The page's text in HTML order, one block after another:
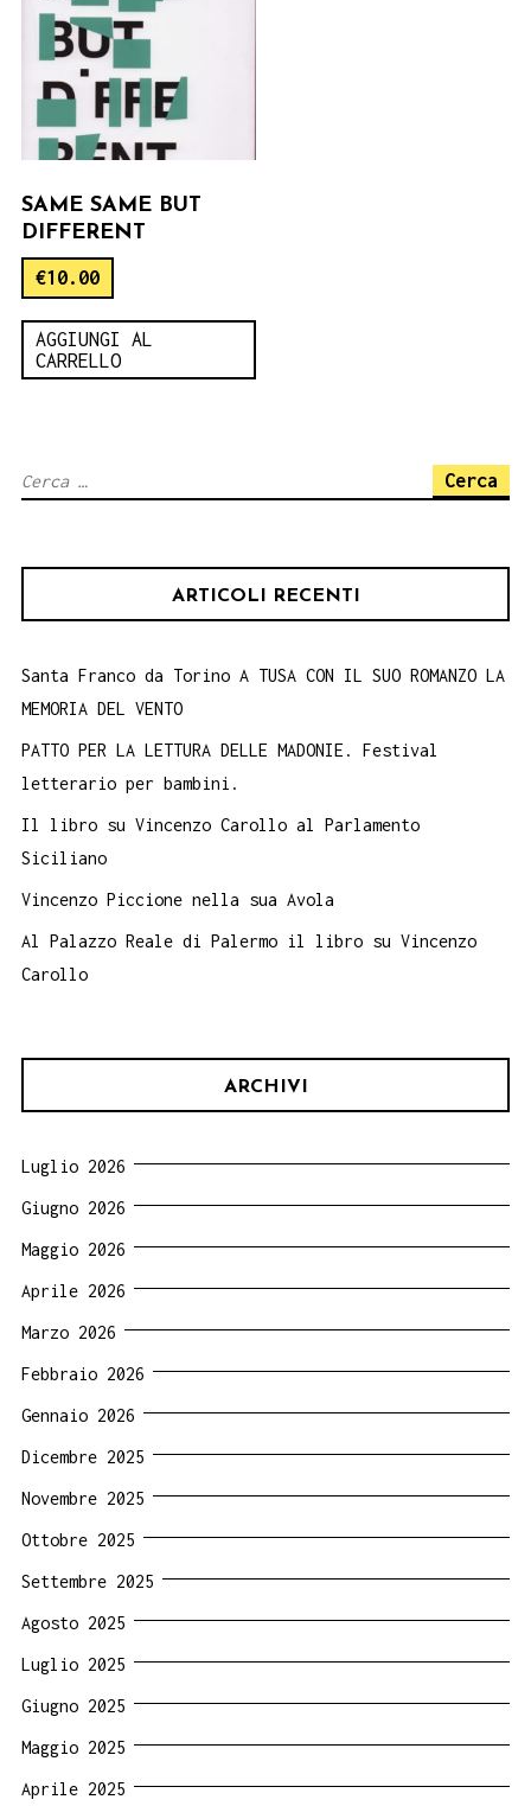
SAME SAME BUT
DIFFERENT
€10.00
AGGIUNGI AL
CARRELLO
Ricerca
ARTICOLI RECENTI
Santa Franco da Torino A TUSA CON IL SUO ROMANZO LA
MEMORIA DEL VENTO
PATTO PER LA LETTURA DELLE MADONIE. Festival
letterario per bambini.
Il libro su Vincenzo Carollo al Parlamento
Siciliano
Vincenzo Piccione nella sua Avola
Al Palazzo Reale di Palermo il libro su Vincenzo
Carollo
ARCHIVI
Luglio 2026
Giugno 2026
Maggio 2026
Aprile 2026
Marzo 2026
Febbraio 2026
Gennaio 2026
Dicembre 2025
Novembre 2025
Ottobre 2025
Settembre 2025
Agosto 2025
Luglio 2025
Giugno 2025
Maggio 2025
Aprile 2025